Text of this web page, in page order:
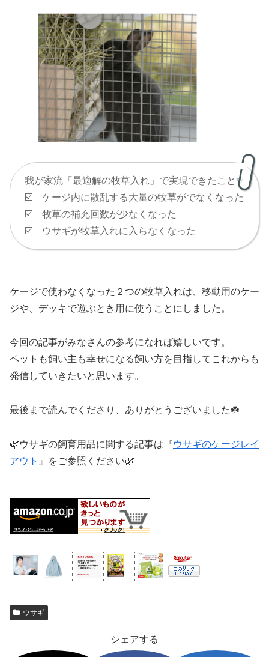
我が家流「最適解の牧草入れ」で実現できたこと✨️
☑️ ケージ内に散乱する大量の牧草がでなくなった
☑️ 牧草の補充回数が少なくなった
☑️ ウサギが牧草入れに入らなくなった
ケージで使わなくなった２つの牧草入れは、移動用のケー
ジや、デッキで遊ぶとき用に使うことにしました。
今回の記事がみなさんの参考になれば嬉しいです。
ペットも飼い主も幸せになる飼い方を目指してこれからも
発信していきたいと思います。
最後まで読んでくださり、ありがとうございました☘️
🌿ウサギの飼育用品に関する記事は『ウサギのケージレイ
アウト 』をご参照ください🌿
ウサギ
シェアする